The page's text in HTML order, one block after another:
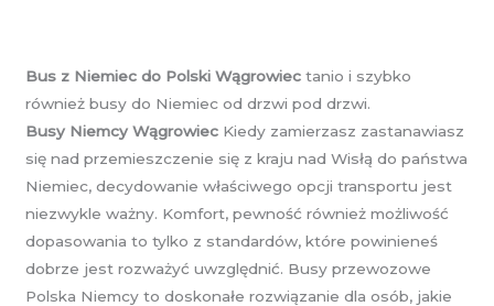
Bus z Niemiec do Polski Wągrowiec tanio i szybko
również busy do Niemiec od drzwi pod drzwi.
Busy Niemcy Wągrowiec Kiedy zamierzasz zastanawiasz
się nad przemieszczenie się z kraju nad Wisłą do państwa
Niemiec, decydowanie właściwego opcji transportu jest
niezwykle ważny. Komfort, pewność również możliwość
dopasowania to tylko z standardów, które powinieneś
dobrze jest rozważyć uwzględnić. Busy przewozowe
Polska Niemcy to doskonałe rozwiązanie dla osób, jakie